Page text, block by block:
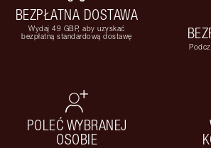
BEZPŁATNA DOSTAWA
Wydaj 49 GBP, aby uzyskać
bezpłatną standardową dostawę
POLEĆ WYBRANEJ
OSOBIE